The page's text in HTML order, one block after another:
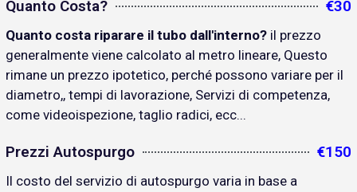
Quanto Costa? €30
Quanto costa riparare il tubo dall'interno? il prezzo
generalmente viene calcolato al metro lineare, Questo
rimane un prezzo ipotetico, perché possono variare per il
diametro,, tempi di lavorazione, Servizi di competenza,
come videoispezione, taglio radici, ecc...
Prezzi Autospurgo €150
Il costo del servizio di autospurgo varia in base a